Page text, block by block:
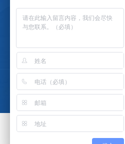
能耗能源管理
建筑设备管理与节能
联系电话：15009289675/
Copyright © 西安亚川电力科技有限